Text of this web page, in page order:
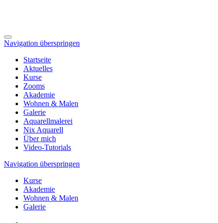
Navigation überspringen
Startseite
Aktuelles
Kurse
Zooms
Akademie
Wohnen & Malen
Galerie
Aquarellmalerei
Nix Aquarell
Über mich
Video-Tutorials
Navigation überspringen
Kurse
Akademie
Wohnen & Malen
Galerie